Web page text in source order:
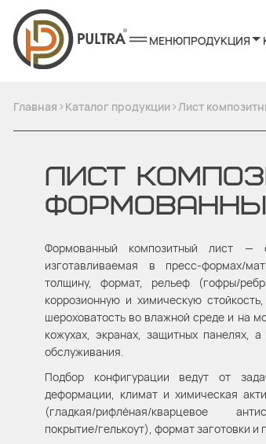
МЕНЮПРОДУКЦИЯ
Главная > Каталог продукции> Лист
ЛИСТ
Формованный композитный лист —
изготавливаемая в пресс-формах/
толщину, формат, рельеф (гофры/
коррозионную и химическую
шероховатость во влажной среде и на
кожухах, экранах, защитных панелях,
обслуживания.
Подбор конфигурации ведут от
деформации, климат и химическая
(гладкая/рифлёная/кварцевое
покрытие/гелькоут), формат заготовки и